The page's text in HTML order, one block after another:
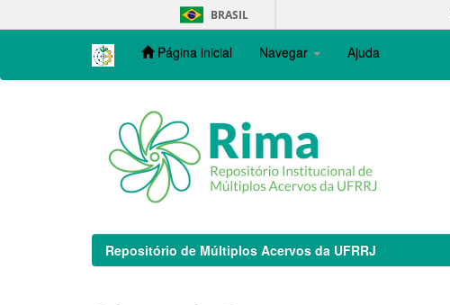
navigation
BRASIL
Página inicial Navegar Ajuda
Repositório de Múltiplos Acervos da UFRRJ